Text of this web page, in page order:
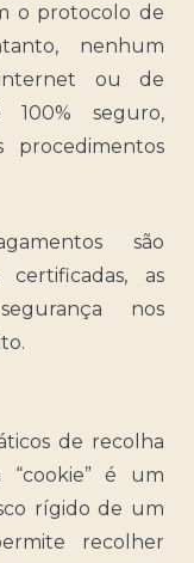
o protocolo de
nenhum
ou de
100% seguro,
procedimentos
são
certificadas, as
nos
de recolha
“cookie” é um
rígido de um
recolher